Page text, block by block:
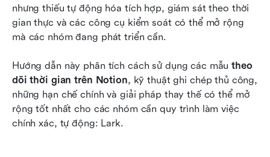
nhưng thiếu tự động hóa tích hợp, giám sát theo thời
gian thực và các công cụ kiểm soát có thể mở rộng
mà các nhóm đang phát triển cần.
Hướng dẫn này phân tích cách sử dụng các mẫu theo
dõi thời gian trên Notion, kỹ thuật ghi chép thủ công,
những hạn chế chính và giải pháp thay thế có thể mở
rộng tốt nhất cho các nhóm cần quy trình làm việc
chính xác, tự động: Lark.
Câu hỏi thường gặp
Đọc liên quan